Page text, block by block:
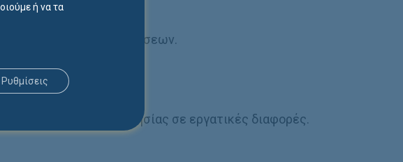
και καταβολή αποζημιώσεων.
διαφορές.
και διαιτησίας σε εργατικές διαφορές.
ή να τα
Ρυθμίσεις